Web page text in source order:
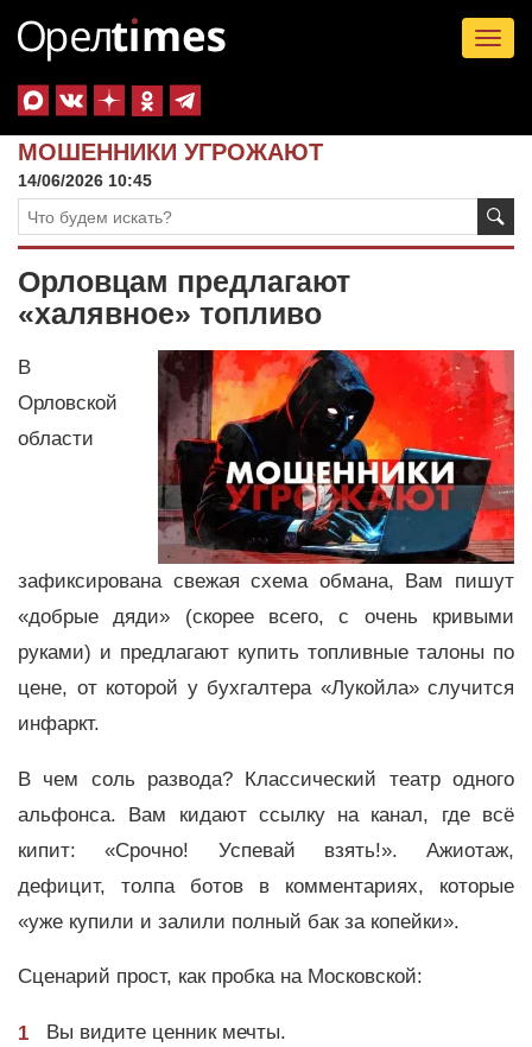
МОШЕННИКИ УГРОЖАЮТ
14/06/2026 10:45
Орловцам предлагают
«халявное» топливо
В
Орловской
области
зафиксирована свежая схема обмана, Вам пишут
«добрые дяди» (скорее всего, с очень кривыми
руками) и предлагают купить топливные талоны по
цене, от которой у бухгалтера «Лукойла» случится
инфаркт.
В чем соль развода? Классический театр одного
альфонса. Вам кидают ссылку на канал, где всё
кипит: «Срочно! Успевай взять!». Ажиотаж,
дефицит, толпа ботов в комментариях, которые
«уже купили и залили полный бак за копейки».
Сценарий прост, как пробка на Московской:
Вы видите ценник мечты.